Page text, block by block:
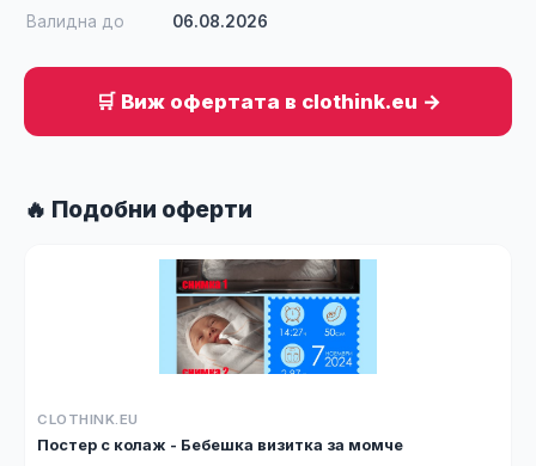
Валидна до 06.08.2026
🛒 Виж офертата в clothink.eu →
🔥 Подобни оферти
CLOTHINK.EU
Постер с колаж - Бебешка визитка за момче